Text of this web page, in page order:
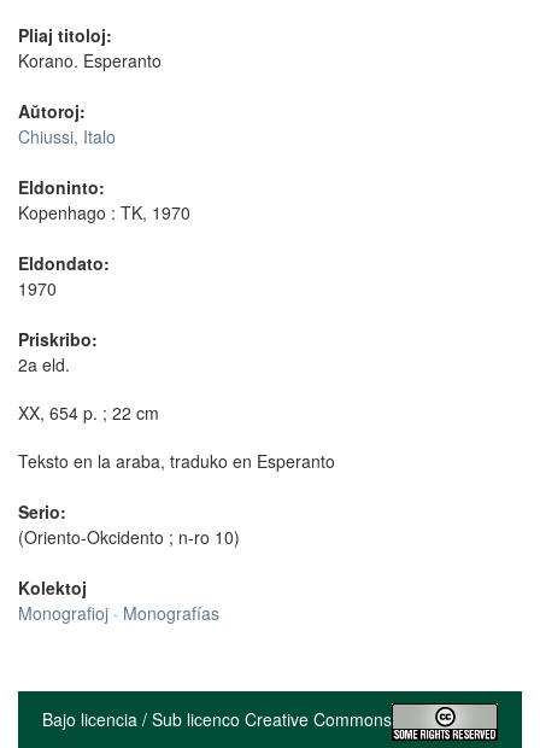
Pliaj titoloj:
Korano. Esperanto
Aŭtoroj:
Chiussi, Italo
Eldoninto:
Kopenhago : TK, 1970
Eldondato:
1970
Priskribo:
2a eld.
XX, 654 p. ; 22 cm
Teksto en la araba, traduko en Esperanto
Serio:
(Oriento-Okcidento ; n-ro 10)
Kolektoj
Monografioj · Monografías
Bajo licencia / Sub licenco Creative Commons